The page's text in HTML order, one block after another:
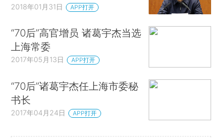
2018年01月31日 APP打开
“70后”高官增员 诸葛宇杰当选
上海常委
2017年05月13日 APP打开
“70后”诸葛宇杰任上海市委秘
书长
2017年04月24日 APP打开